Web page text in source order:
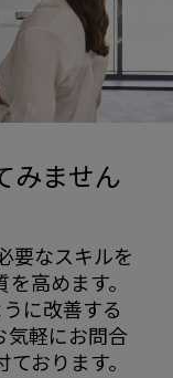
みません
要なスキルを
高めます。
に改善する
気軽にお問合
おります。